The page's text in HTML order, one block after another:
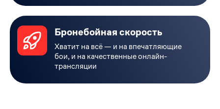
Бронебойная скорость
Хватит на всё — и на впечатляющие
бои, и на качественные онлайн-
трансляции